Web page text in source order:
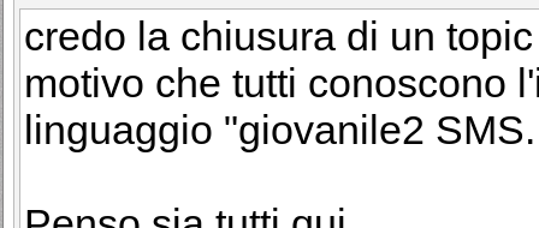
credo la chiusura di un
motivo che tutti conoscono
linguaggio "giovanile2 SMS.